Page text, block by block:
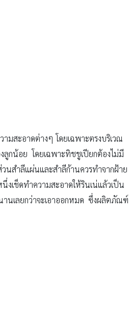
มสะอาดต่างๆ โดยเฉพาะตรงบริเวณ
ลูกน้อย โดยเฉพาะทิชชูเปียกต้องไม่มี
สำลีแผ่นและสำลีก้านควรทำจากฝ้าย
เช็ดทำความสะอาดให้รินเน่แล้วเป็น
นเลยกว่าจะเอาออกหมด ซึ่งผลิตภัณฑ์